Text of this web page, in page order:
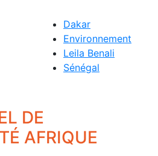
Dakar
Environnement
Leila Benali
Sénégal
DE
AFRIQUE